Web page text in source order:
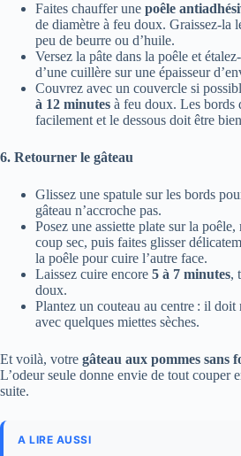
Faites chauffer une poêle
de diamètre à feu doux. Graissez-la
peu de beurre ou d’huile.
Versez la pâte dans la poêle et
d’une cuillère sur une épaisseur
Couvrez avec un couvercle si
à 12 minutes à feu doux. Les bords
facilement et le dessous doit être
6. Retourner le gâteau
Glissez une spatule sur les bords
gâteau n’accroche pas.
Posez une assiette plate sur la poêle,
coup sec, puis faites glisser
la poêle pour cuire l’autre face.
Laissez cuire encore 5 à 7 minutes,
doux.
Plantez un couteau au centre : il doit
avec quelques miettes sèches.
Et voilà, votre gâteau aux pommes sans
L’odeur seule donne envie de tout couper
suite.
A LIRE AUSSI